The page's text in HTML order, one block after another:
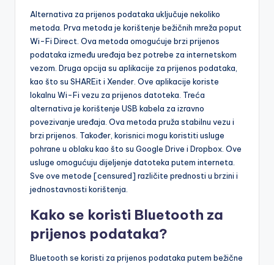
Alternativa za prijenos podataka uključuje nekoliko
metoda. Prva metoda je korištenje bežičnih mreža poput
Wi-Fi Direct. Ova metoda omogućuje brzi prijenos
podataka između uređaja bez potrebe za internetskom
vezom. Druga opcija su aplikacije za prijenos podataka,
kao što su SHAREit i Xender. Ove aplikacije koriste
lokalnu Wi-Fi vezu za prijenos datoteka. Treća
alternativa je korištenje USB kabela za izravno
povezivanje uređaja. Ova metoda pruža stabilnu vezu i
brzi prijenos. Također, korisnici mogu koristiti usluge
pohrane u oblaku kao što su Google Drive i Dropbox. Ove
usluge omogućuju dijeljenje datoteka putem interneta.
Sve ove metode [censured] različite prednosti u brzini i
jednostavnosti korištenja.
Kako se koristi Bluetooth za
prijenos podataka?
Bluetooth se koristi za prijenos podataka putem bežične